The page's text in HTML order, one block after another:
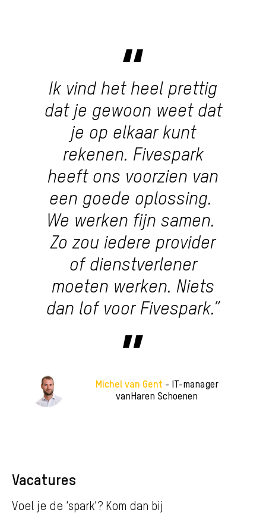
Ik vind het heel prettig
dat je gewoon weet dat
je op elkaar kunt
rekenen. Fivespark
heeft ons voorzien van
een goede oplossing.
We werken fijn samen.
Zo zou iedere provider
of dienstverlener
moeten werken. Niets
dan lof voor Fivespark.”
Michel van Gent - IT-manager
vanHaren Schoenen
Vacatures
Voel je de ‘spark’? Kom dan bij